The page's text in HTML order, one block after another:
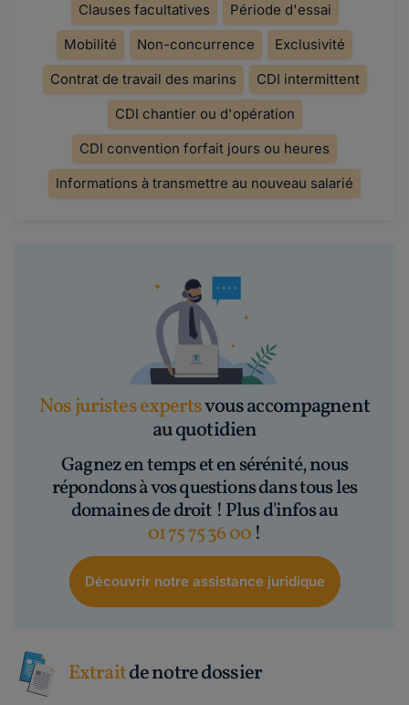
Clauses facultatives
Période d'essai
Mobilité
Non-concurrence
Exclusivité
Contrat de travail des marins
CDI intermittent
CDI chantier ou d'opération
CDI convention forfait jours ou heures
Informations à transmettre au nouveau salarié
Nos juristes expertsvous accompagnent
au quotidien
Gagnez en temps et en sérénité, nous
répondons à vos questions dans tous les
domaines de droit ! Plus d'infos au
01 75 75 36 00 !
Découvrir notre assistance juridique
Extraitde notre dossier